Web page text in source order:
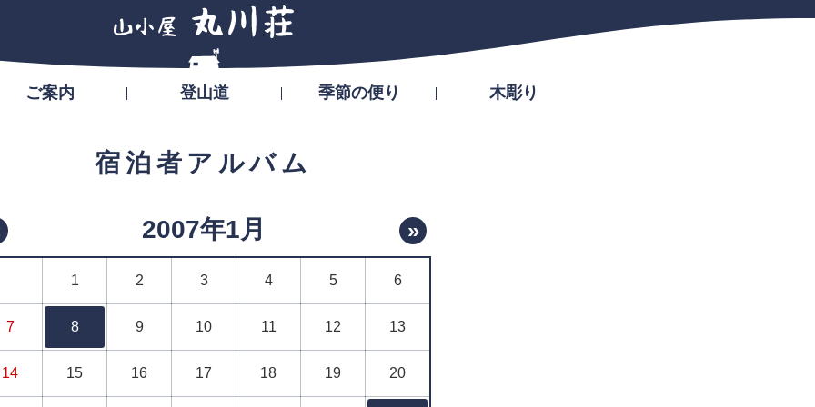
ご案内 登山道 季節の便り 木彫り
宿泊者アルバム
2007年1月 »
1 2 3 4 5 6
7 8 9 10 11 12 13
14 15 16 17 18 19 20